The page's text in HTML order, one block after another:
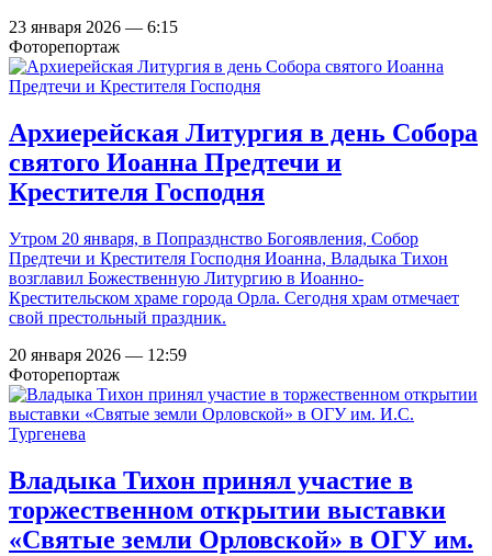
23 января 2026 — 6:15
Фоторепортаж
Архиерейская Литургия в день Собора
святого Иоанна Предтечи и
Крестителя Господня
Утром 20 января, в Попразднство Богоявления, Собор
Предтечи и Крестителя Господня Иоанна, Владыка Тихон
возглавил Божественную Литургию в Иоанно-
Крестительском храме города Орла. Сегодня храм отмечает
свой престольный праздник.
20 января 2026 — 12:59
Фоторепортаж
Владыка Тихон принял участие в
торжественном открытии выставки
«Святые земли Орловской» в ОГУ им.